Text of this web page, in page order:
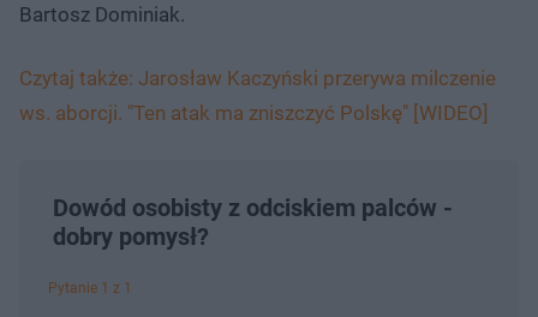
Bartosz Dominiak.
Czytaj także: Jarosław Kaczyński przerywa milczenie
ws. aborcji. "Ten atak ma zniszczyć Polskę" [WIDEO]
Dowód osobisty z odciskiem palców -
dobry pomysł?
Pytanie 1 z 1